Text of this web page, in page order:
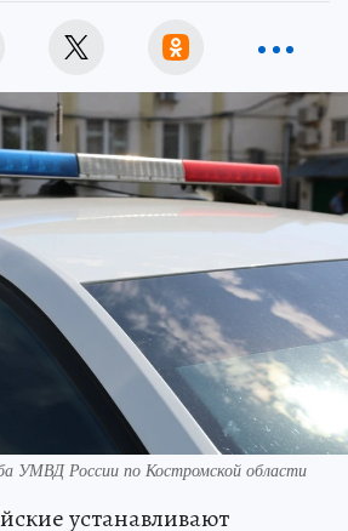
УМВД России по Костромской области
устанавливают